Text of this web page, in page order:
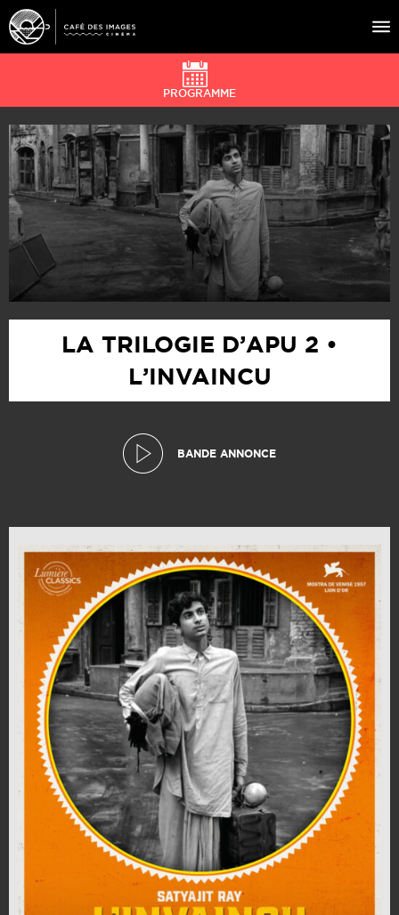
À L’AFFICHE
ÉVÉNEMENTS
CAFÉ DU CINÉ
PRATIQUE
ÉDUCATION AUX IMAGES
LA TRILOGIE D’APU 2 •
L’INVAINCU
BANDE ANNONCE
PROGRAMME